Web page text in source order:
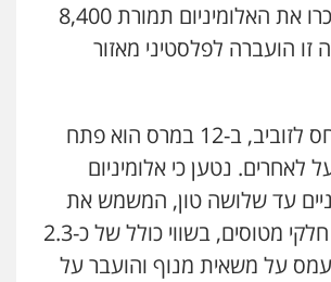
עו"ד זוהר ארבל
טון. בהמשך מכרו את האלומיניום תמורת 8,400
הועברה לפלסטיני מאזור
לפי אישום שיוחס לזוביב, ב-12 במרס הוא פתח
נטען כי אלומיניום
עד שלושה טון, המשמש את
המפעל לייצור חלקי מטוסים, בשווי כולל של כ-2.3
על משאית מנוף והועבר על
אלגרבלי – משרד עורכי דין
עורכי דין לענייני אסירים תעבורה
אייל אביטל
פשיעה חמורה מעצרים וחקירות
0544712201
בועז קניג